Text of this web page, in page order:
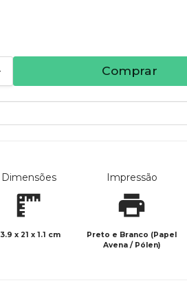
Comprar
Dimensões
x 21 x 1.1 cm
Impressão
Preto e Branco (Papel
Avena / Pólen)